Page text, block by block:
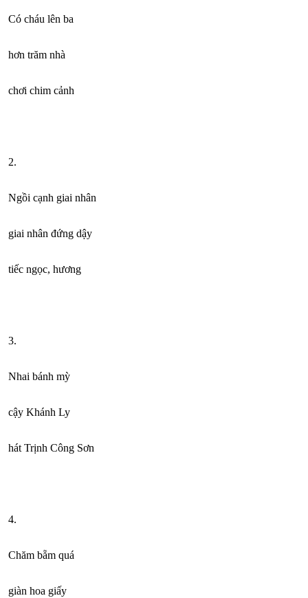
Có cháu lên ba
hơn trăm nhà
chơi chim cảnh
2.
Ngồi cạnh giai nhân
giai nhân đứng dậy
tiếc ngọc, hương
3.
Nhai bánh mỳ
cậy Khánh Ly
hát Trịnh Công Sơn
4.
Chăm bẵm quá
giàn hoa giấy